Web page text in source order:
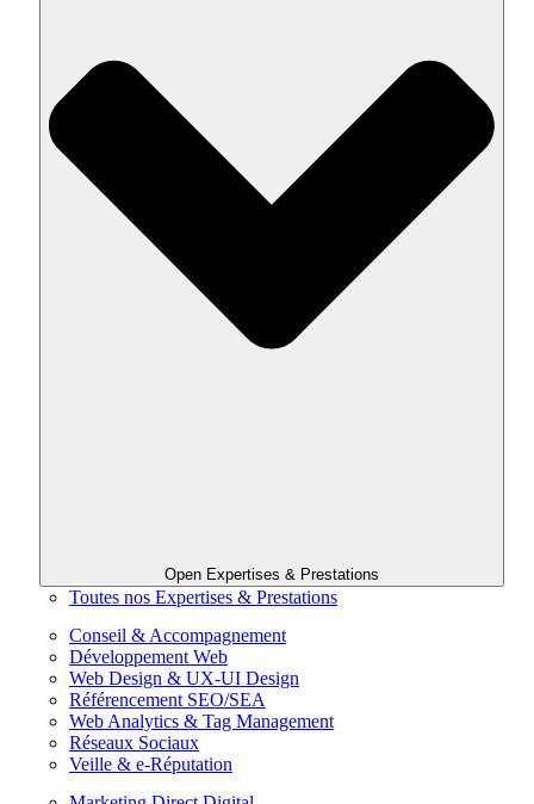
Open Expertises & Prestations
Toutes nos Expertises & Prestations
Conseil & Accompagnement
Développement Web
Web Design & UX-UI Design
Référencement SEO/SEA
Web Analytics & Tag Management
Réseaux Sociaux
Veille & e-Réputation